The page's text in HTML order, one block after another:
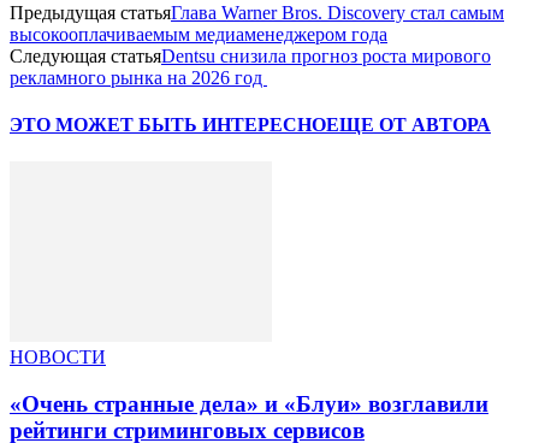
Предыдущая статьяГлава Warner Bros. Discovery стал самым
высокооплачиваемым медиаменеджером года
Следующая статьяDentsu снизила прогноз роста мирового
рекламного рынка на 2026 год
ЭТО МОЖЕТ БЫТЬ ИНТЕРЕСНОЕЩЕ ОТ АВТОРА
НОВОСТИ
«Очень странные дела» и «Блуи» возглавили
рейтинги стриминговых сервисов